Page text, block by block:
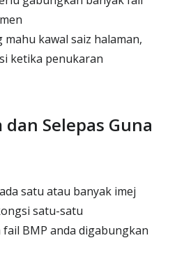
mahu kawal saiz halaman,
ketika penukaran
dan Selepas Guna
satu atau banyak imej
satu-satu
fail BMP anda digabungkan